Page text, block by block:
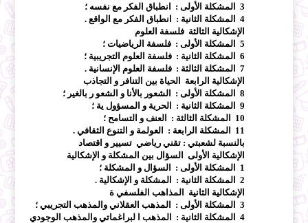
3 المشكلة الأولى : انطباق الفكر مع نفسه ؛
4 المشكلة الثانية : انطباق الفكر مع الواقع .
الإشكالية الثالثة فلسفة العلوم
5 المشكلة الأولى : فلسفة الرياضيات ؛
6 المشكلة الثانية : فلسفة العلوم التجريبية ؛
7 المشكلة الثالثة : فلسفة العلوم الإنسانية .
الإشكالية الرابعة الحياة بين التنافر و التجاذب
8 المشكلة الأولى : الشعور بالأنا و الشعو ر بالغير ؛
9 المشكلة الثانية : الحرية و المسؤول ية ؛
10 المشكلة الثالثة : العنف و التسامح ؛
11 المشكلة الرابعة : العولمة و التنوع الثقافي .
بالنسبة لشعبتي : تقني رياضي تسيير و اقتصاد
الإشكالية الأولى السؤال بين المشكلة و الإشكالية
1 المشكلة الأولى : السؤال و المشكلة ؛
2 المشكلة الثانية : المشكلة و الإشكالية .
الإشكالية الثانية المذاهب الفلسفي ة
3 المشكلة الأولى : المذهب العقلاني والمذهب التجريبي ؛
4 المشكلة الثانية : المذهب ا لبراغماتي والمذهب الوجودي